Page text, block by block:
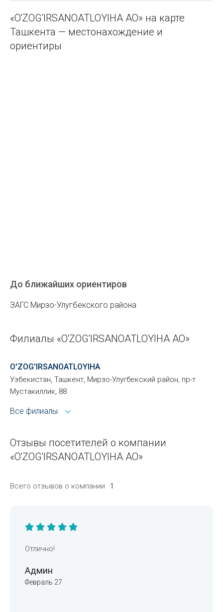
«O'ZOG'IRSANOATLOYIHA АО» на карте
Ташкента — местонахождение и
ориентиры
До ближайших ориентиров
ЗАГС Мирзо-Улугбекского района
Филиалы «O'ZOG'IRSANOATLOYIHA АО»
O'ZOG'IRSANOATLOYIHA
Узбекистан, Ташкент, Мирзо-Улугбекский район, пр-т
Мустакиллик, 88
Все филиалы
Отзывы посетителей о компании
«O'ZOG'IRSANOATLOYIHA АО»
Всего отзывов о компании 1
Отлично!
Админ
Февраль 27